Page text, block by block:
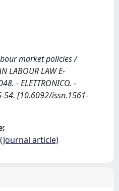
market policies /
LABOUR LAW E-
- ELETTRONICO. -
54. [10.6092/issn.1561-
article)